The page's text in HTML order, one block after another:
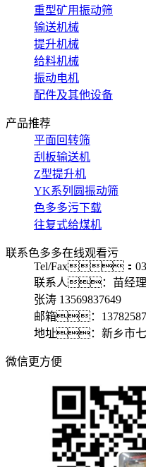
重型矿用振动筛
输送机械
提升机械
给料机械
振动电机
配件及其他设备
产品推荐
平面回转筛
刮板输送机
Z型提升机
YK系列圆振动筛
色多多污下载
往复式给煤机
联系色多多在线观看污
Tel/Fax：
联系人：苗经理
张涛 13569837649
邮箱：
地址：新乡市七
微信更方便